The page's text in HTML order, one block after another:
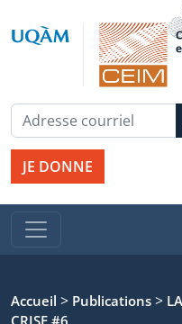
JE DONNE
Accueil > Publications >
CRISE #6